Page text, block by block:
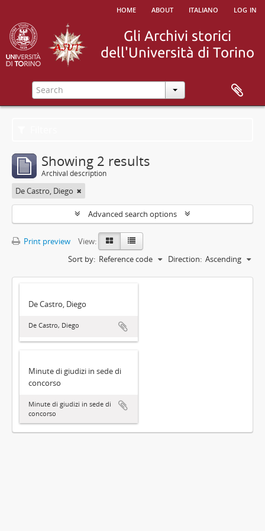
home about italiano log in
Showing 2 results
Archival description
De Castro, Diego
Advanced search options
Print preview
View:
Sort by: Reference code Direction: Ascending
De Castro, Diego
De Castro, Diego
Minute di giudizi in sede di
concorso
Minute di giudizi in sede di
concorso